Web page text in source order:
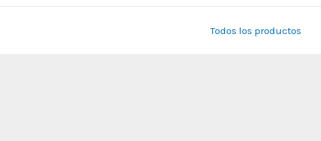
Todos los productos